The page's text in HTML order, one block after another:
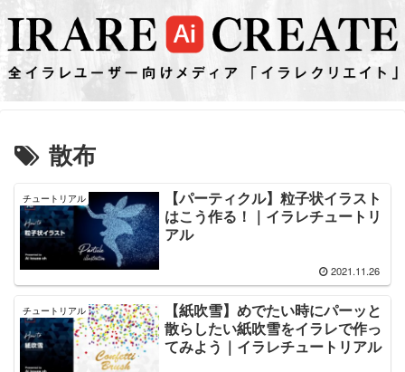
散布
チュートリアル
【パーティクル】粒子状イラスト
はこう作る！｜イラレチュートリ
アル
2021.11.26
チュートリアル
【紙吹雪】めでたい時にパーッと
散らしたい紙吹雪をイラレで作っ
てみよう｜イラレチュートリアル